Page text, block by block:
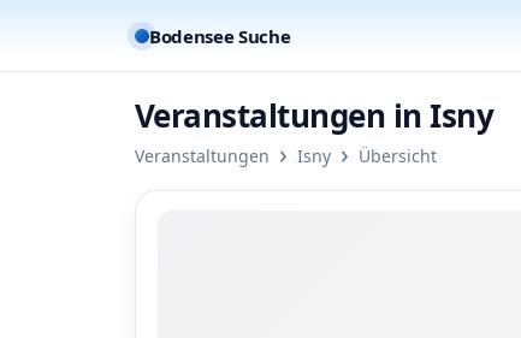
Bodensee Suche
Veranstaltungen in Isny
Veranstaltungen › Isny › Übersicht